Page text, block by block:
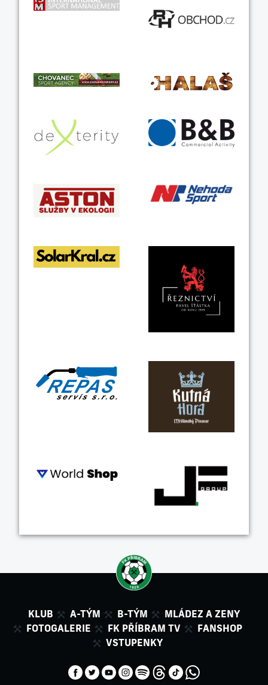
KLUB A-TÝM B-TÝM
MLÁDEZ A ZENY
FOTOGALERIE
FK PŘÍBRAM TV
FANSHOP
VSTUPENKY